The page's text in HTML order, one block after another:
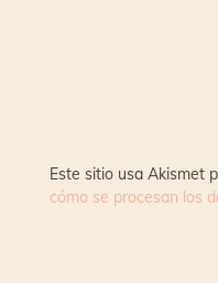
Este sitio usa Akismet
cómo se procesan los